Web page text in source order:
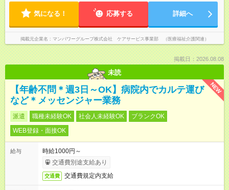
気になる！ 応募する 詳細へ
掲載元企業名 マンパワーグループ株式会社 ケアサービス事業部 （医療福祉介護関連）
掲載日：2026.08.08
未読
NEW
【年齢不問＊週3日～OK】病院内でカルテ運び
など＊メッセンジャー業務
派遣 職種未経験OK 社会人未経験OK
ブランクOK
WEB登録・面接OK
給与
時給1000円～
交通費別途支給あり
交通費 交通費規定内支給